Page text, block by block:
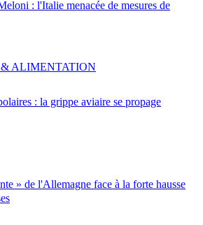
: l'Italie menacée de mesures de
: la grippe aviaire se propage
ALIMENTATION
» de l'Allemagne face à la forte hausse